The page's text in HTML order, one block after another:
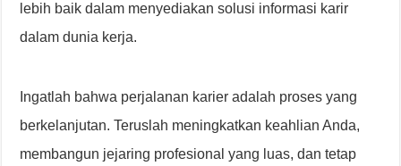
lebih baik dalam menyediakan solusi informasi karir
dalam dunia kerja.
Ingatlah bahwa perjalanan karier adalah proses yang
berkelanjutan. Teruslah meningkatkan keahlian Anda,
membangun jejaring profesional yang luas, dan tetap